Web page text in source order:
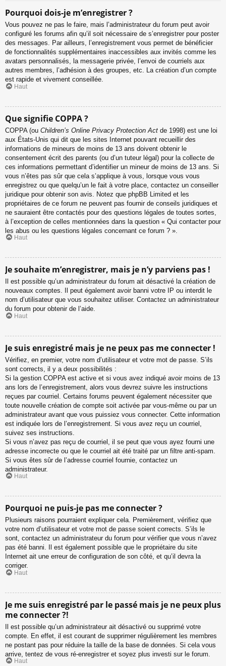
Pourquoi dois-je m’enregistrer ?
Vous pouvez ne pas le faire, mais l’administrateur du forum peut avoir
configuré les forums afin qu’il soit nécessaire de s’enregistrer pour poster
des messages. Par ailleurs, l’enregistrement vous permet de bénéficier
de fonctionnalités supplémentaires inaccessibles aux invités comme les
avatars personnalisés, la messagerie privée, l’envoi de courriels aux
autres membres, l’adhésion à des groupes, etc. La création d’un compte
est rapide et vivement conseillée.
Haut
Que signifie COPPA ?
COPPA (ou Children’s Online Privacy Protection Act de 1998) est une loi
aux États-Unis qui dit que les sites Internet pouvant recueillir des
informations de mineurs de moins de 13 ans doivent obtenir le
consentement écrit des parents (ou d’un tuteur légal) pour la collecte de
ces informations permettant d’identifier un mineur de moins de 13 ans. Si
vous n’êtes pas sûr que cela s’applique à vous, lorsque vous vous
enregistrez ou que quelqu’un le fait à votre place, contactez un conseiller
juridique pour obtenir son avis. Notez que phpBB Limited et les
propriétaires de ce forum ne peuvent pas fournir de conseils juridiques et
ne sauraient être contactés pour des questions légales de toutes sortes,
à l’exception de celles mentionnées dans la question « Qui contacter pour
les abus ou les questions légales concernant ce forum ? ».
Haut
Je souhaite m’enregistrer, mais je n’y parviens pas !
Il est possible qu’un administrateur du forum ait désactivé la création de
nouveaux comptes. Il peut également avoir banni votre IP ou interdit le
nom d’utilisateur que vous souhaitez utiliser. Contactez un administrateur
du forum pour obtenir de l’aide.
Haut
Je suis enregistré mais je ne peux pas me connecter !
Vérifiez, en premier, votre nom d’utilisateur et votre mot de passe. S’ils
sont corrects, il y a deux possibilités :
Si la gestion COPPA est active et si vous avez indiqué avoir moins de 13
ans lors de l’enregistrement, alors vous devrez suivre les instructions
reçues par courriel. Certains forums peuvent également nécessiter que
toute nouvelle création de compte soit activée par vous-même ou par un
administrateur avant que vous puissiez vous connecter. Cette information
est indiquée lors de l’enregistrement. Si vous avez reçu un courriel,
suivez ses instructions.
Si vous n’avez pas reçu de courriel, il se peut que vous ayez fourni une
adresse incorrecte ou que le courriel ait été traité par un filtre anti-spam.
Si vous êtes sûr de l’adresse courriel fournie, contactez un
administrateur.
Haut
Pourquoi ne puis-je pas me connecter ?
Plusieurs raisons pourraient expliquer cela. Premièrement, vérifiez que
votre nom d’utilisateur et votre mot de passe soient corrects. S’ils le
sont, contactez un administrateur du forum pour vérifier que vous n’avez
pas été banni. Il est également possible que le propriétaire du site
Internet ait une erreur de configuration de son côté, et qu’il devra la
corriger.
Haut
Je me suis enregistré par le passé mais je ne peux plus
me connecter ?!
Il est possible qu’un administrateur ait désactivé ou supprimé votre
compte. En effet, il est courant de supprimer régulièrement les membres
ne postant pas pour réduire la taille de la base de données. Si cela vous
arrive, tentez de vous ré-enregistrer et soyez plus investi sur le forum.
Haut